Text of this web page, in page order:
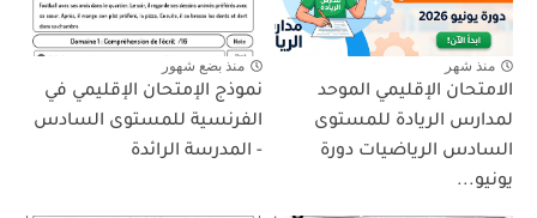
منذ شهر
الامتحان الإقليمي الموحد
لمدارس الريادة للمستوى
السادس الرياضيات دورة
يونيو...
منذ بضع شهور
نموذج الإمتحان الإقليمي في
الفرنسية للمستوى السادس
- المدرسة الرائدة